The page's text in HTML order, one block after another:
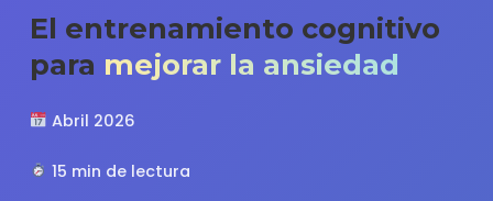
El entrenamiento cognitivo
para mejorar la ansiedad
Abril 2026
15 min de lectura